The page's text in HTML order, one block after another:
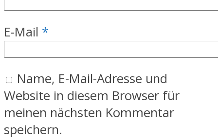
E-Mail *
Name, E-Mail-Adresse und
Website in diesem Browser für
meinen nächsten Kommentar
speichern.